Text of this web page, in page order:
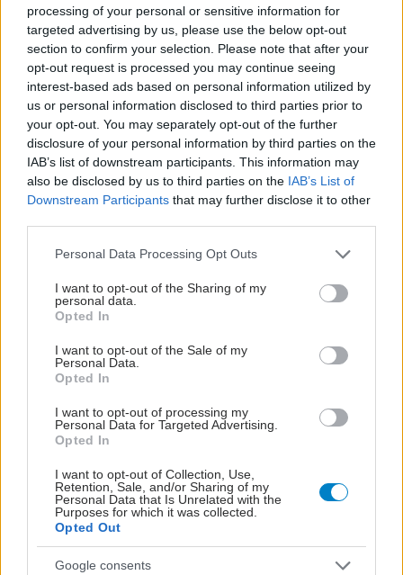
processing of your personal or sensitive information for
targeted advertising by us, please use the below opt-out
section to confirm your selection. Please note that after your
opt-out request is processed you may continue seeing
interest-based ads based on personal information utilized by
us or personal information disclosed to third parties prior to
your opt-out. You may separately opt-out of the further
disclosure of your personal information by third parties on the
IAB’s list of downstream participants. This information may
also be disclosed by us to third parties on the IAB’s List of
Downstream Participants that may further disclose it to other
Please note that this website/app uses one or more Google
not limited to your visit or usage behaviour. You may click to
grant or deny consent to Google and its third-party tags to
use your data for below specified purposes in below Google
consent section.
Personal Data Processing Opt Outs
I want to opt-out of the Sharing of my
personal data.
Opted In
I want to opt-out of the Sale of my
Personal Data.
Opted In
I want to opt-out of processing my
Personal Data for Targeted Advertising.
Opted In
I want to opt-out of Collection, Use,
Retention, Sale, and/or Sharing of my
Personal Data that Is Unrelated with the
Purposes for which it was collected.
Opted Out
Google consents